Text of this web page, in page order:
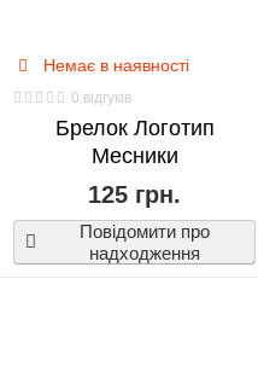
Немає в наявності
0 відгуків
Брелок Логотип
Месники
125 грн.
Повідомити про
надходження